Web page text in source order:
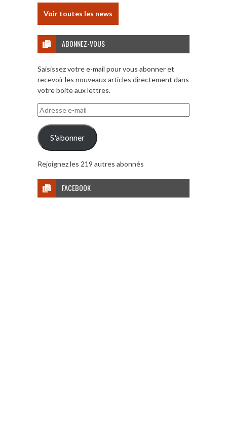
Voir toutes les news
ABONNEZ-VOUS
Saisissez votre e-mail pour vous abonner et
recevoir les nouveaux articles directement dans
votre boite aux lettres.
Adresse
e-
mail
S'abonner
Rejoignez les 219 autres abonnés
FACEBOOK